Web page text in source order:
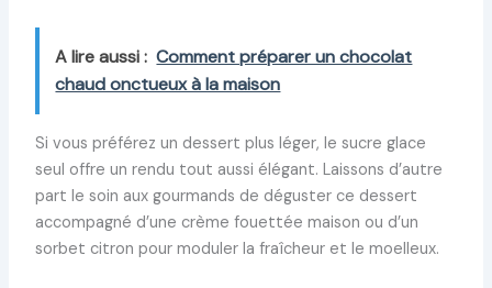
A lire aussi : Comment préparer un chocolat
chaud onctueux à la maison
Si vous préférez un dessert plus léger, le sucre glace
seul offre un rendu tout aussi élégant. Laissons d’autre
part le soin aux gourmands de déguster ce dessert
accompagné d’une crème fouettée maison ou d’un
sorbet citron pour moduler la fraîcheur et le moelleux.